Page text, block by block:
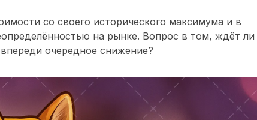
со своего исторического максимума и в
на рынке. Вопрос в том, ждёт ли
очередное снижение?